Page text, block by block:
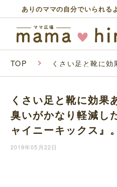
ありのママの自分でいられる
TOP くさい足と靴に
クス』。おすすめ
くさい足と靴に効果
臭いがかなり軽減し
ャイニーキックス』
2019年05月22日